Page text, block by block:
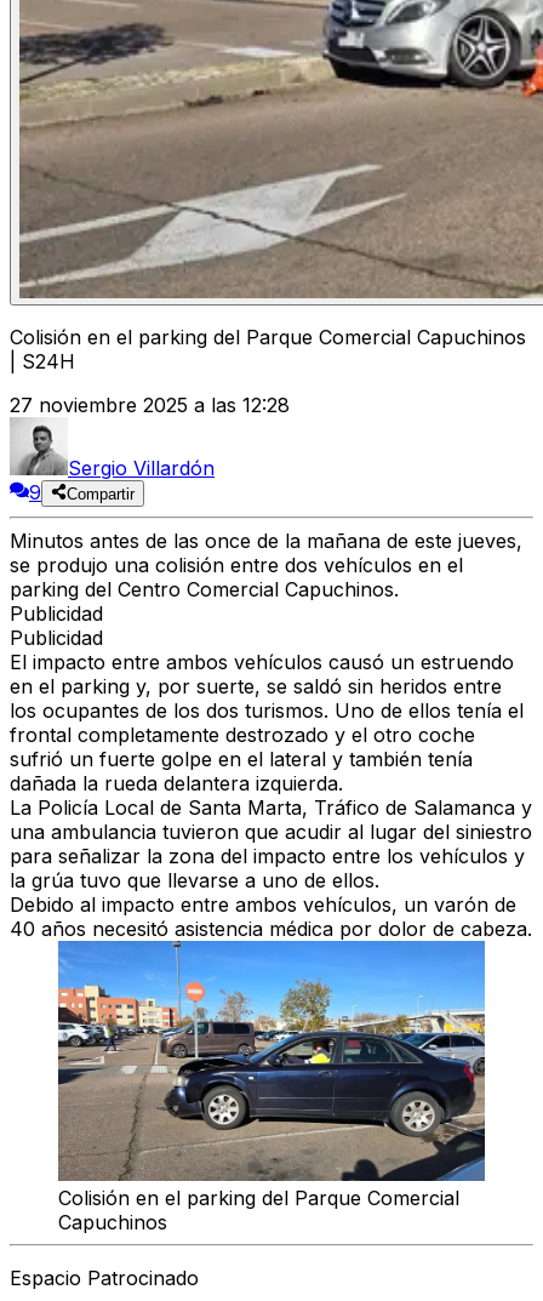
Colisión en el parking del Parque Comercial Capuchinos
| S24H
27 noviembre 2025 a las 12:28
Sergio Villardón
9
Compartir
Minutos antes de las once de la mañana de este jueves,
se produjo una colisión entre dos vehículos en el
parking del Centro Comercial Capuchinos.
Publicidad
Publicidad
El impacto entre ambos vehículos causó un estruendo
en el parking y, por suerte, se saldó sin heridos entre
los ocupantes de los dos turismos. Uno de ellos tenía el
frontal completamente destrozado y el otro coche
sufrió un fuerte golpe en el lateral y también tenía
dañada la rueda delantera izquierda.
La Policía Local de Santa Marta, Tráfico de Salamanca y
una ambulancia tuvieron que acudir al lugar del siniestro
para señalizar la zona del impacto entre los vehículos y
la grúa tuvo que llevarse a uno de ellos.
Debido al impacto entre ambos vehículos, un varón de
40 años necesitó asistencia médica por dolor de cabeza.
Colisión en el parking del Parque Comercial
Capuchinos
Espacio Patrocinado